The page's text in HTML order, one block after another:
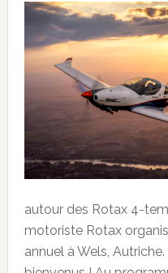
autour des Rotax 4-
motoriste Rotax
annuel à Wels,